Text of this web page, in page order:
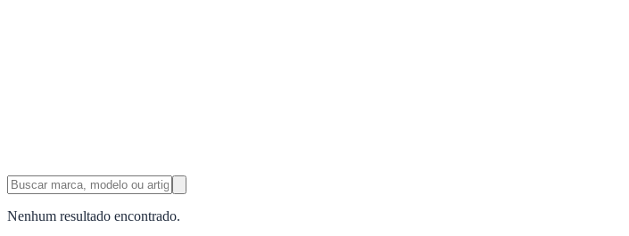
Nenhum resultado encontrado.